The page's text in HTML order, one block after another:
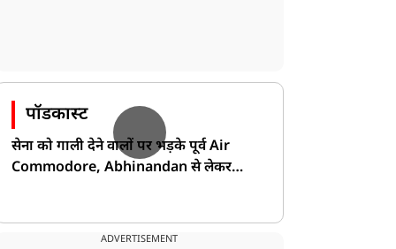
पॉडकास्ट
सेना को गाली देने वालों पर भड़के पूर्व Air
Commodore, Abhinandan से लेकर
ADVERTISEMENT